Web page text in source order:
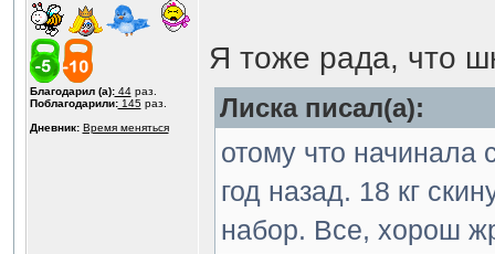
Благодарил (а):44раз.
Поблагодарили:145раз.
Дневник: Время меняться
Я тоже рада, что
Лиска писал(а):
отому что начинала
год назад. 18 кг
набор. Все, хорош